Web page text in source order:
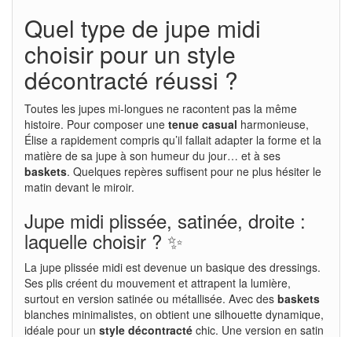
Quel type de jupe midi
choisir pour un style
décontracté réussi ?
Toutes les jupes mi-longues ne racontent pas la même
histoire. Pour composer une tenue casual harmonieuse,
Élise a rapidement compris qu’il fallait adapter la forme et la
matière de sa jupe à son humeur du jour… et à ses
baskets. Quelques repères suffisent pour ne plus hésiter le
matin devant le miroir.
Jupe midi plissée, satinée, droite :
laquelle choisir ? ✨
La jupe plissée midi est devenue un basique des dressings.
Ses plis créent du mouvement et attrapent la lumière,
surtout en version satinée ou métallisée. Avec des baskets
blanches minimalistes, on obtient une silhouette dynamique,
idéale pour un style décontracté chic. Une version en satin